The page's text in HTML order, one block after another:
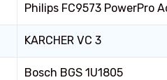
Philips FC9573 PowerPro
KARCHER VC 3
Bosch BGS 1U1805